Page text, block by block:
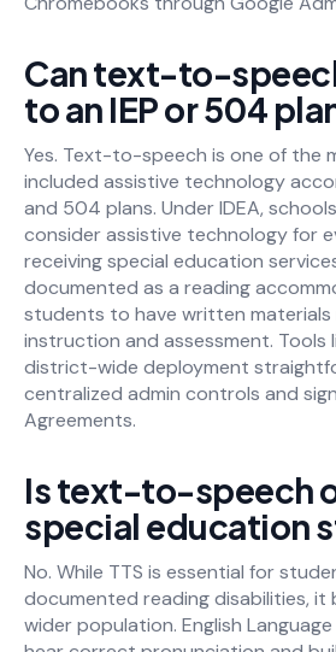
Can text-to-
to an IEP or 504
Yes. Text-to-speech is one of the
included assistive technology
and 504 plans. Under IDEA,
consider assistive technology for
receiving special education
documented as a reading
students to have written materials
instruction and assessment. Tools
district-wide deployment
centralized admin controls and
Agreements.
Is text-to-speech
special education
No. While TTS is essential for
documented reading disabilities, it
wider population. English